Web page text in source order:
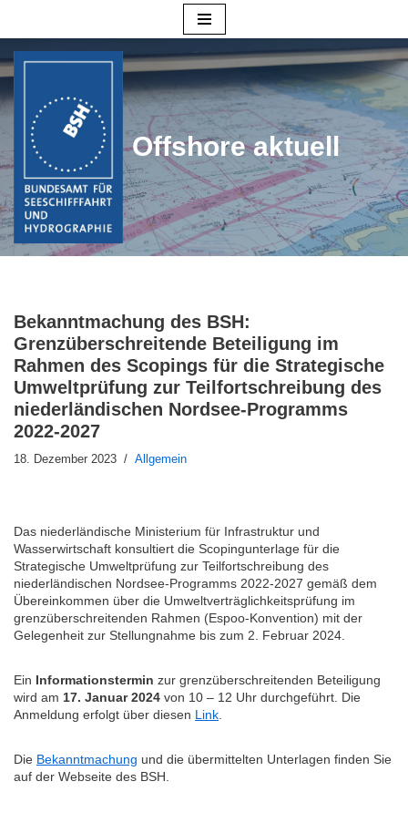
Inhalt
Offshore aktuell
Bekanntmachung des BSH:
Grenzüberschreitende Beteiligung im
Rahmen des Scopings für die Strategische
Umweltprüfung zur Teilfortschreibung des
niederländischen Nordsee-Programms
2022-2027
18. Dezember 2023 Allgemein
Das niederländische Ministerium für Infrastruktur und
Wasserwirtschaft konsultiert die Scopingunterlage für die
Strategische Umweltprüfung zur Teilfortschreibung des
niederländischen Nordsee-Programms 2022-2027 gemäß dem
Übereinkommen über die Umweltverträglichkeitsprüfung im
grenzüberschreitenden Rahmen (Espoo-Konvention) mit der
Gelegenheit zur Stellungnahme bis zum 2. Februar 2024.
Ein Informationstermin zur grenzüberschreitenden Beteiligung
wird am 17. Januar 2024 von 10 – 12 Uhr durchgeführt. Die
Anmeldung erfolgt über diesen Link
Die Bekanntmachung und die übermittelten Unterlagen finden Sie
auf der Webseite des BSH.